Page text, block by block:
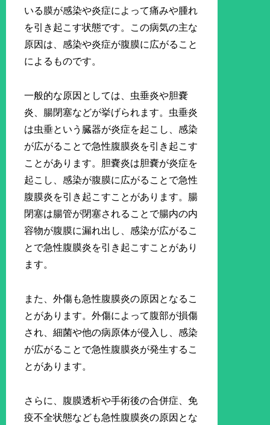
いる膜が感染や炎症によって痛みや腫れ
を引き起こす状態です。この病気の主な
原因は、感染や炎症が腹膜に広がること
によるものです。
一般的な原因としては、虫垂炎や胆嚢
炎、腸閉塞などが挙げられます。虫垂炎
は虫垂という臓器が炎症を起こし、感染
が広がることで急性腹膜炎を引き起こす
ことがあります。胆嚢炎は胆嚢が炎症を
起こし、感染が腹膜に広がることで急性
腹膜炎を引き起こすことがあります。腸
閉塞は腸管が閉塞されることで腸内の内
容物が腹膜に漏れ出し、感染が広がるこ
とで急性腹膜炎を引き起こすことがあり
ます。
また、外傷も急性腹膜炎の原因となるこ
とがあります。外傷によって腹部が損傷
され、細菌や他の病原体が侵入し、感染
が広がることで急性腹膜炎が発生するこ
とがあります。
さらに、腹膜透析や手術後の合併症、免
疫不全状態なども急性腹膜炎の原因とな